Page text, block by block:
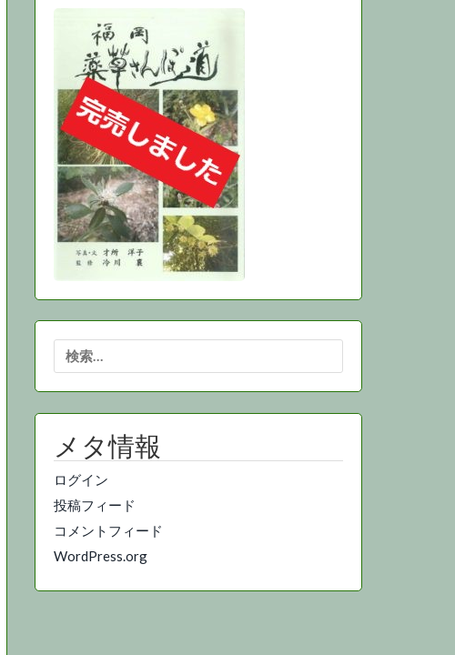
索:
メタ情報
ログイン
投稿フィード
コメントフィード
WordPress.org